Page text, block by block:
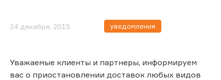
24 декабря, 2015 уведомления
Уважаемые клиенты и партнеры, информируем
вас о приостановлении доставок любых видов